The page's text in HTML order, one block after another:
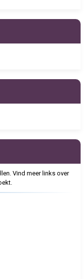
Vind meer links over